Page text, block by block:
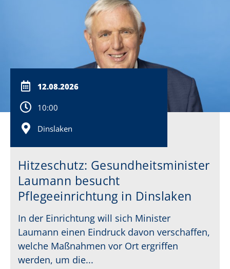
12.08.2026
10:00
Dinslaken
Hitzeschutz: Gesundheitsminister
Laumann besucht
Pflegeeinrichtung in Dinslaken
In der Einrichtung will sich Minister
Laumann einen Eindruck davon verschaffen,
welche Maßnahmen vor Ort ergriffen
werden, um die...